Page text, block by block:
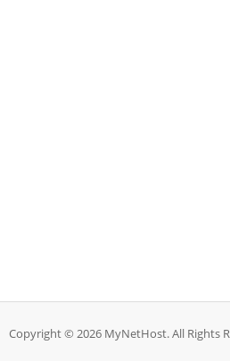
Copyright © 2026 MyNetHost. All Rights